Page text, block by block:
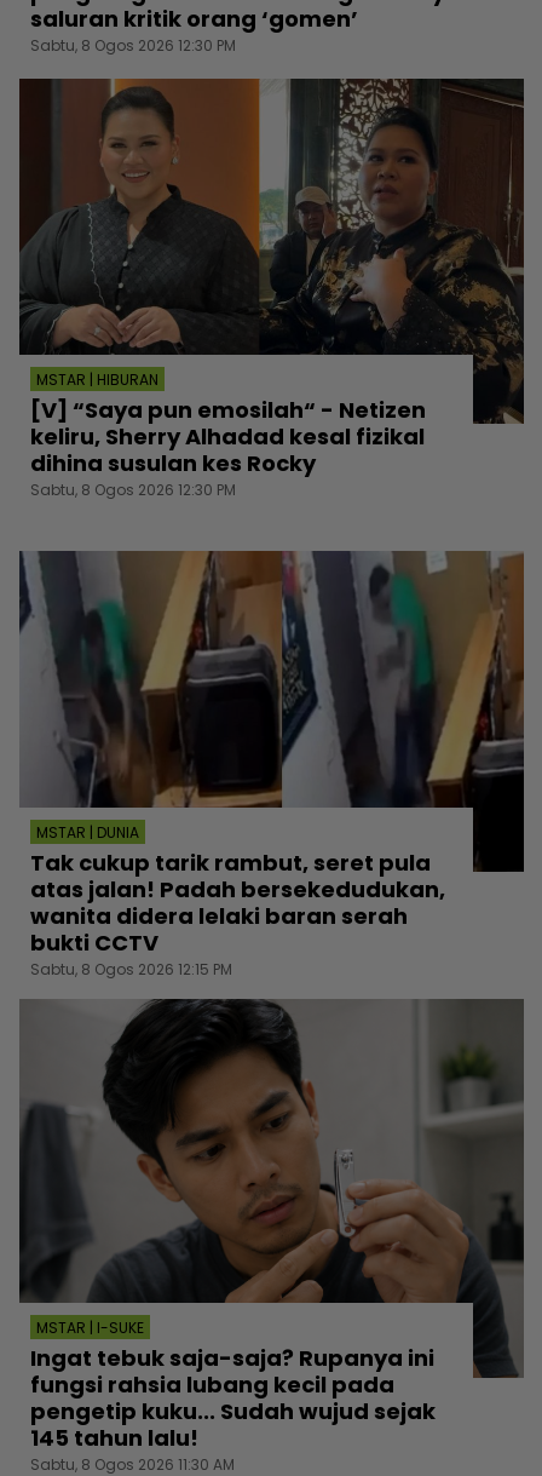
saluran kritik orang ‘gomen’
Sabtu, 8 Ogos 2026 12:30 PM
MSTAR | HIBURAN
[V] “Saya pun emosilah“ - Netizen
keliru, Sherry Alhadad kesal fizikal
dihina susulan kes Rocky
Sabtu, 8 Ogos 2026 12:30 PM
MSTAR | DUNIA
Tak cukup tarik rambut, seret pula
atas jalan! Padah bersekedudukan,
wanita didera lelaki baran serah
bukti CCTV
Sabtu, 8 Ogos 2026 12:15 PM
MSTAR | I-SUKE
Ingat tebuk saja-saja? Rupanya ini
fungsi rahsia lubang kecil pada
pengetip kuku... Sudah wujud sejak
145 tahun lalu!
Sabtu, 8 Ogos 2026 11:30 AM